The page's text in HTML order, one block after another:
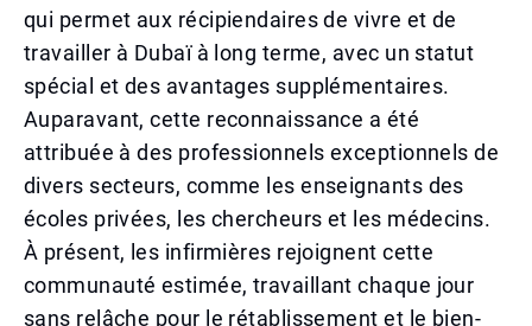
qui permet aux récipiendaires de vivre et de
travailler à Dubaï à long terme, avec un statut
spécial et des avantages supplémentaires.
Auparavant, cette reconnaissance a été
attribuée à des professionnels exceptionnels de
divers secteurs, comme les enseignants des
écoles privées, les chercheurs et les médecins.
À présent, les infirmières rejoignent cette
communauté estimée, travaillant chaque jour
sans relâche pour le rétablissement et le bien-